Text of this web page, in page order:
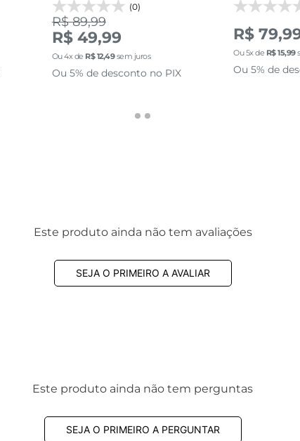
(0)
R$ 89,99
R$ 49,99
Ou4x de R$12,49sem juros
Ou 5% de desconto no PIX
R$
Ou5x de R$15,99
Ou 5% de
Este produto ainda não tem avaliações
SEJA O PRIMEIRO A AVALIAR
Este produto ainda não tem perguntas
SEJA O PRIMEIRO A PERGUNTAR